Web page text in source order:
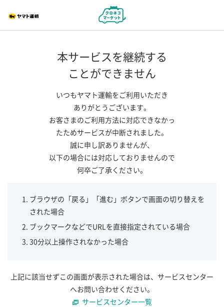
本サービスを継続する
ことができません
いつもヤマト運輸をご利用いただき
ありがとうございます。
お客さまのご利用方法に対応できなかっ
たためサービスが中断されました。
誠に申し訳ありませんが、
以下の場合には対応しておりませんので
何卒ご了承ください。
ブラウザの「戻る」「進む」ボタンで画面の切り替えを
された場合
ブックマークなどでURLを直接指定されている場合
30分以上操作されなかった場合
上記に該当せずこの画面が表示された場合は、サービスセンター
へお問い合わせください。
サービスセンター一覧